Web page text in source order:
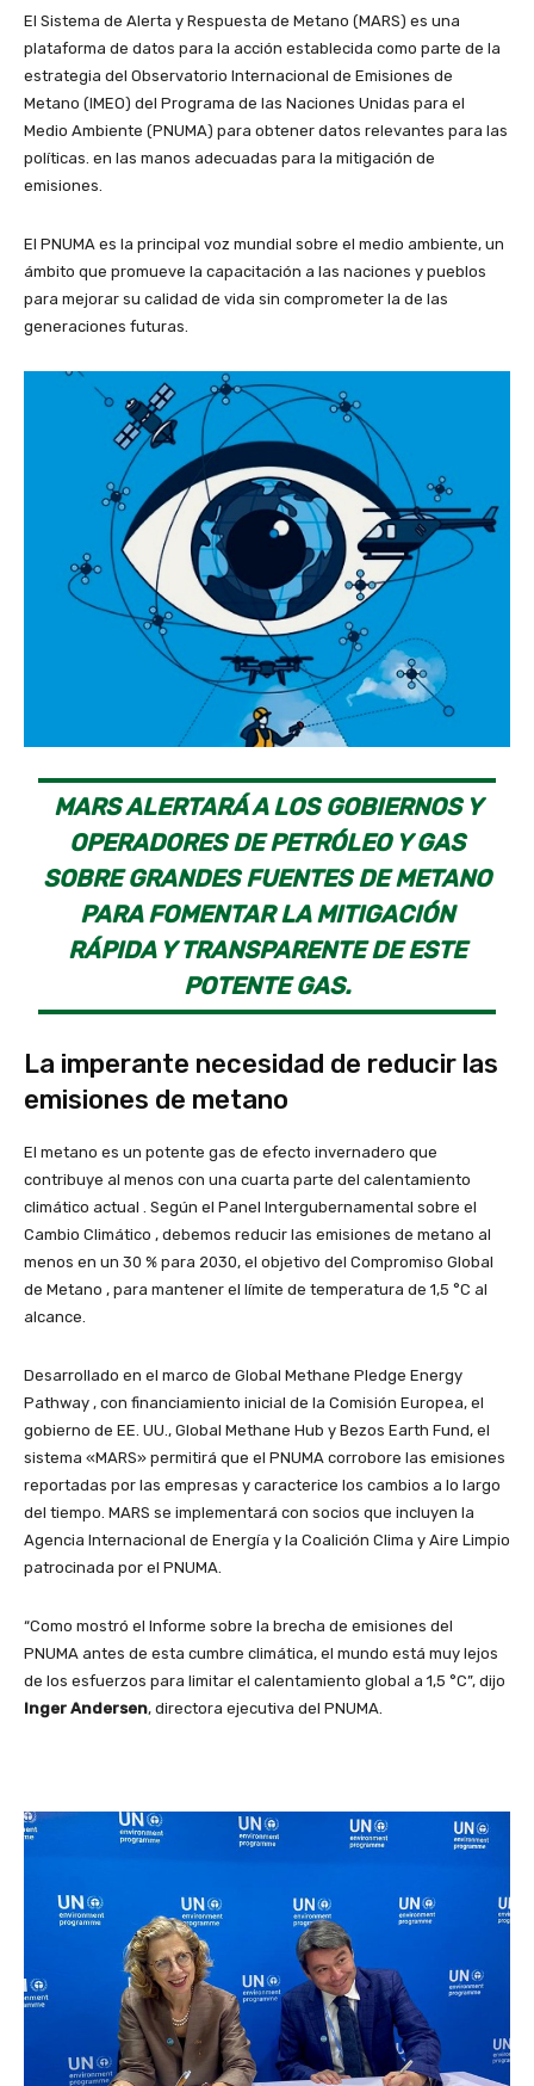
El Sistema de Alerta y Respuesta de Metano (MARS) es una
plataforma de datos para la acción establecida como parte de la
estrategia del Observatorio Internacional de Emisiones de
Metano (IMEO) del Programa de las Naciones Unidas para el
Medio Ambiente (PNUMA) para obtener datos relevantes para las
políticas. en las manos adecuadas para la mitigación de
emisiones.
El PNUMA es la principal voz mundial sobre el medio ambiente, un
ámbito que promueve la capacitación a las naciones y pueblos
para mejorar su calidad de vida sin comprometer la de las
generaciones futuras.
MARS ALERTARÁ A LOS GOBIERNOS Y
OPERADORES DE PETRÓLEO Y GAS
SOBRE GRANDES FUENTES DE METANO
PARA FOMENTAR LA MITIGACIÓN
RÁPIDA Y TRANSPARENTE DE ESTE
POTENTE GAS.
La imperante necesidad de reducir las
emisiones de metano
El metano es un potente gas de efecto invernadero que
contribuye al menos con una cuarta parte del calentamiento
climático actual . Según el Panel Intergubernamental sobre el
Cambio Climático , debemos reducir las emisiones de metano al
menos en un 30 % para 2030, el objetivo del Compromiso Global
de Metano , para mantener el límite de temperatura de 1,5 °C al
alcance.
Desarrollado en el marco de Global Methane Pledge Energy
Pathway , con financiamiento inicial de la Comisión Europea, el
gobierno de EE. UU., Global Methane Hub y Bezos Earth Fund, el
sistema «MARS» permitirá que el PNUMA corrobore las emisiones
reportadas por las empresas y caracterice los cambios a lo largo
del tiempo. MARS se implementará con socios que incluyen la
Agencia Internacional de Energía y la Coalición Clima y Aire Limpio
patrocinada por el PNUMA.
“Como mostró el Informe sobre la brecha de emisiones del
PNUMA antes de esta cumbre climática, el mundo está muy lejos
de los esfuerzos para limitar el calentamiento global a 1,5 °C”, dijo
Inger Andersen, directora ejecutiva del PNUMA.